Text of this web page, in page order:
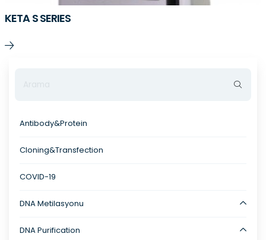
Antibody&Protein
Cloning&Transfection
COVID-19
DNA Metilasyonu
DNA Purification
KETA S SERIES